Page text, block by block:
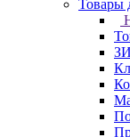
Товары